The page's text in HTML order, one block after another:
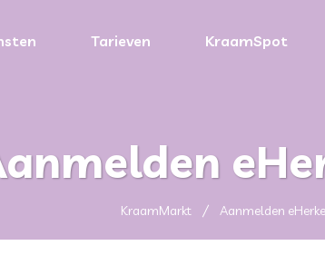
Tarieven KraamSpot
KraamMarkt Aanmelden